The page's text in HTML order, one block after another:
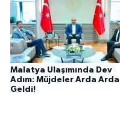
Malatya Ulaşımında Dev
Adım: Müjdeler Arda Arda
Geldi!